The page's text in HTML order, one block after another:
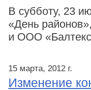
В субботу, 23
«День
и ООО
15 марта, 2012 г.
Изменение